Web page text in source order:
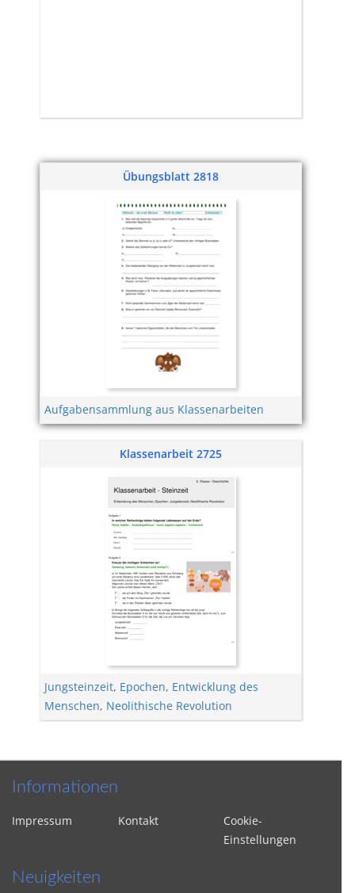
Übungsblatt 2818
Aufgabensammlung aus Klassenarbeiten
Klassenarbeit 2725
Jungsteinzeit, Epochen, Entwicklung des
Menschen, Neolithische Revolution
Informationen
Impressum Kontakt
Cookie-
Einstellungen
Neuigkeiten